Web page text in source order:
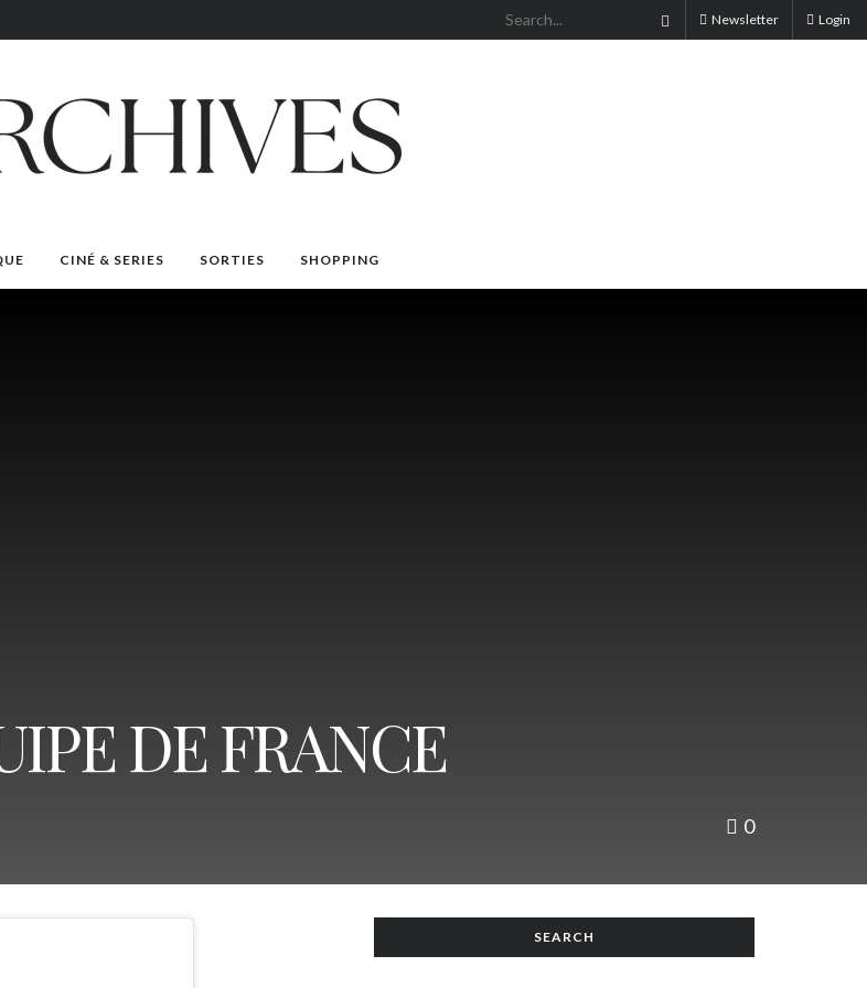
Newsletter Login
CINÉ & SERIES SORTIES SHOPPING
DE FRANCE
0
SEARCH